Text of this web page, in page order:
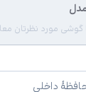
مورد نظرتان
داخلی